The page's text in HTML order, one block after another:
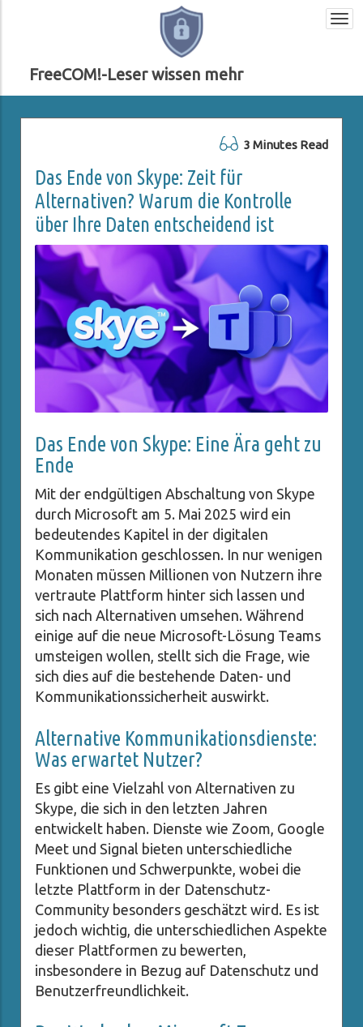
FreeCOM!-Leser wissen mehr
3 Minutes Read
Das Ende von Skype: Zeit für
Alternativen? Warum die Kontrolle
über Ihre Daten entscheidend ist
Das Ende von Skype: Eine Ära geht zu
Ende
Mit der endgültigen Abschaltung von Skype
durch Microsoft am 5. Mai 2025 wird ein
bedeutendes Kapitel in der digitalen
Kommunikation geschlossen. In nur wenigen
Monaten müssen Millionen von Nutzern ihre
vertraute Plattform hinter sich lassen und
sich nach Alternativen umsehen. Während
einige auf die neue Microsoft-Lösung Teams
umsteigen wollen, stellt sich die Frage, wie
sich dies auf die bestehende Daten- und
Kommunikationssicherheit auswirkt.
Alternative Kommunikationsdienste:
Was erwartet Nutzer?
Es gibt eine Vielzahl von Alternativen zu
Skype, die sich in den letzten Jahren
entwickelt haben. Dienste wie Zoom, Google
Meet und Signal bieten unterschiedliche
Funktionen und Schwerpunkte, wobei die
letzte Plattform in der Datenschutz-
Community besonders geschätzt wird. Es ist
jedoch wichtig, die unterschiedlichen Aspekte
dieser Plattformen zu bewerten,
insbesondere in Bezug auf Datenschutz und
Benutzerfreundlichkeit.